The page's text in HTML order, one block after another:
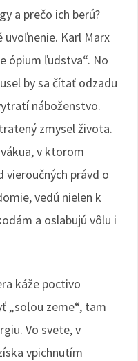
a prečo ich berú?
uvoľnenie. Karl Marx
ópium ľudstva“. No
by sa čítať odzadu
náboženstvo.
zmysel života.
v ktorom
vieroučných právd o
vedú nielen k
a oslabujú vôlu i
káže poctivo
„soľou zeme“, tam
Vo svete, v
vpichnutím